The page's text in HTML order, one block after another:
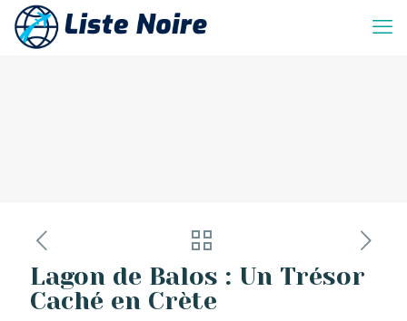
Lagon de Balos : Un Trésor
Caché en Crète